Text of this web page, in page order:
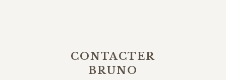
CONTACTER
BRUNO